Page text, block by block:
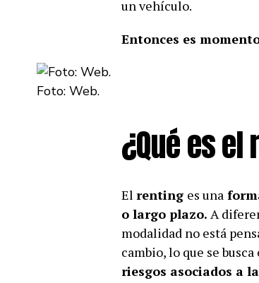
un vehículo.
Entonces es
Foto: Web.
¿Qué es el
El renting es una
o largo plazo. A
modalidad no está
cambio, lo que se busca
riesgos asociados a